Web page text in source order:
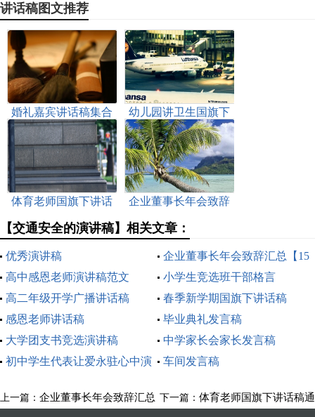
讲话稿图文推荐
婚礼嘉宾讲话稿集合
幼儿园讲卫生国旗下
讲话稿
体育老师国旗下讲话
企业董事长年会致辞
【交通安全的演讲稿】相关文章：
优秀演讲稿
企业董事长年会致辞汇总【15
篇】
高中感恩老师演讲稿范文
小学生竞选班干部格言
高二年级开学广播讲话稿
春季新学期国旗下讲话稿
感恩老师讲话稿
毕业典礼发言稿
大学团支书竞选演讲稿
中学家长会家长发言稿
初中学生代表让爱永驻心中演
车间发言稿
上一篇： 企业董事长年会致辞汇总 下一篇： 体育老师国旗下讲话稿通